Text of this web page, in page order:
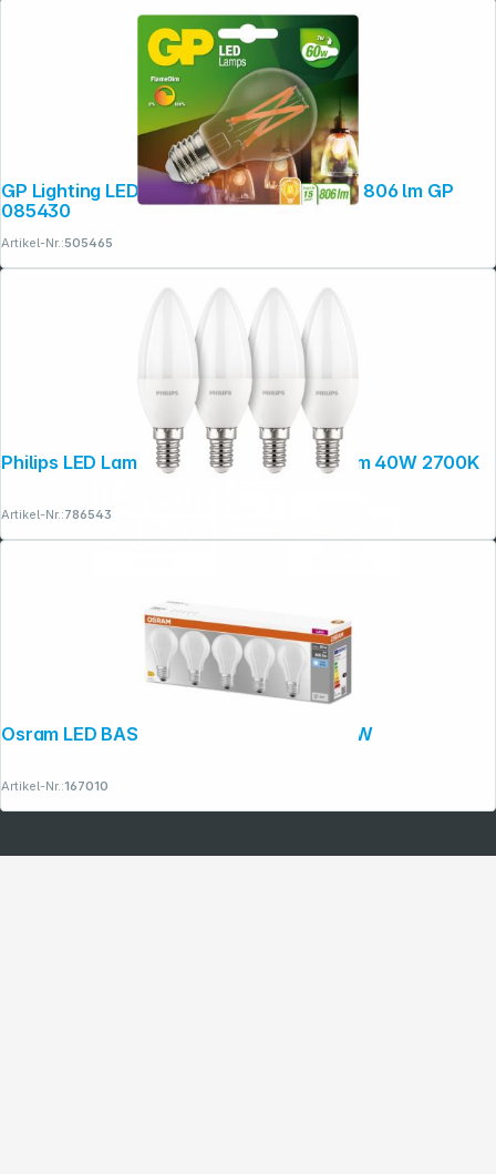
GP Lighting LED FlameDim E27 7W (60W) 806 lm GP
085430
Artikel-Nr.:505465
Philips LED Lampe E14 4er Set Kerzenform 40W 2700K
Artikel-Nr.:786543
Osram LED BASE Classic 5er Set E27 6,5W
Artikel-Nr.:167010